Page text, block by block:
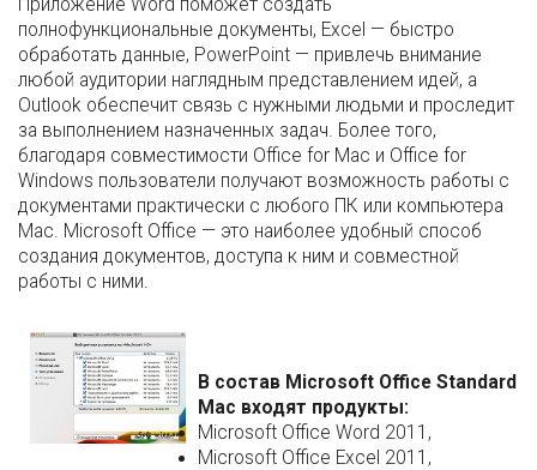
полнофункциональные документы, Excel — быстро
обработать данные, PowerPoint — привлечь внимание
любой аудитории наглядным представлением идей, а
Outlook обеспечит связь с нужными людьми и проследит
за выполнением назначенных задач. Более того,
благодаря совместимости Office for Mac и Office for
Windows пользователи получают возможность работы с
документами практически с любого ПК или компьютера
Mac. Microsoft Office — это наиболее удобный способ
создания документов, доступа к ним и совместной
работы с ними.
В состав Microsoft Office Standard
Mac входят продукты:
Microsoft Office Word 2011,
Microsoft Office Excel 2011,